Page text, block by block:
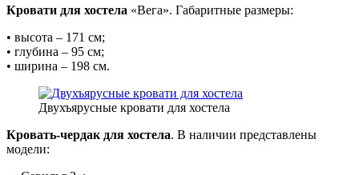
Кровати для хостела «Вега». Габаритные размеры:
• высота – 171 см;
• глубина – 95 см;
• ширина – 198 см.
Двухъярусные кровати для хостела
Кровать-чердак для хостела. В наличии представлены
модели: